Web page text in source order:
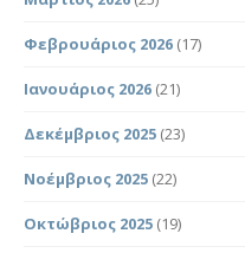
Φεβρουάριος 2026 (17)
Ιανουάριος 2026 (21)
Δεκέμβριος 2025 (23)
Νοέμβριος 2025 (22)
Οκτώβριος 2025 (19)